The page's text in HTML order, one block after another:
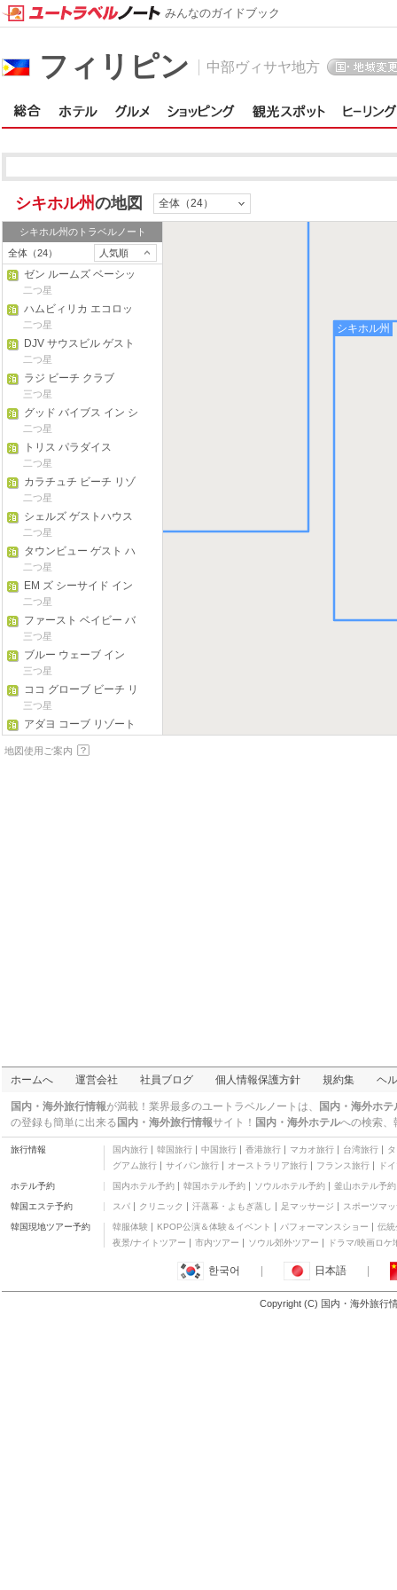
フィリピン 中部ヴィサヤ地方
シキホル州の地図 全体（24）
シキホル州 のトラベルノート
全体（24）
人気順
ゼン ルームズ ベーシッ
ク レプリカ マナー シキ
ホール
二つ星
ハムビィリカ エコロッ
ジ
二つ星
DJV サウスビル ゲスト
ハウス
二つ星
ラジ ビーチ クラブ
三つ星
グッド バイブス イン シ
キホル
二つ星
トリス パラダイス
二つ星
カラチュチ ビーチ リゾ
ート
二つ星
シェルズ ゲストハウス
アンド バックパッカー -
ホステル
二つ星
タウンビュー ゲスト ハ
ウス
二つ星
EM ズ シーサイド イン
二つ星
ファースト ベイビー バ
イツ ゲスト ハウス
三つ星
ブルー ウェーブ イン
三つ星
ココ グローブ ビーチ リ
ゾート
三つ星
アダヨ コーブ リゾート
オーシャンライフ エク
プリンセサ ブラクナ リ
ゾート アンド レストラ
ン
三つ星
シキホル州
地図使用ご案内
みんなのガイドブック
ホームへ 運営会社 社員ブログ 個人情報保護方針 規約集 ヘ
国内・海外旅行情報が満載！業界最多のユートラベルノートは、
国内・海外ホ
の登録も簡単に出来る 国内・海外旅行情報サイト！ 国内・海外ホテルへの検索、
旅行情報 国内旅行 韓国旅行 中国旅行 香港旅行 マカオ旅行 台湾旅行
グアム旅行
サイパン旅行 オーストラリア旅行 フランス旅行 ド
ホテル予約 国内ホテル予約 韓国ホテル予約 ソウルホテル予約 釜山ホテル予約
韓国エステ予約 スパ クリニック 汗蒸幕・よもぎ蒸し 足マッサージ スポーツマ
韓国現地ツアー予約 韓服体験 KPOP公演＆体験＆イベント パフォーマンスショー
伝統
夜景/ナイトツアー
市内ツアー ソウル郊外ツアー ドラマ/映画ロケ
한국어 日本語
Copyright (C) 国内・海外旅行